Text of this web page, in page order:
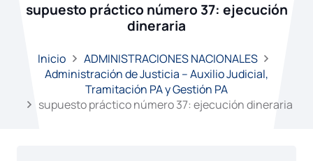
supuesto práctico número 37: ejecución
dineraria
Inicio
ADMINISTRACIONES NACIONALES
Administración de Justicia – Auxilio Judicial,
Tramitación PA y Gestión PA
supuesto práctico número 37: ejecución dineraria